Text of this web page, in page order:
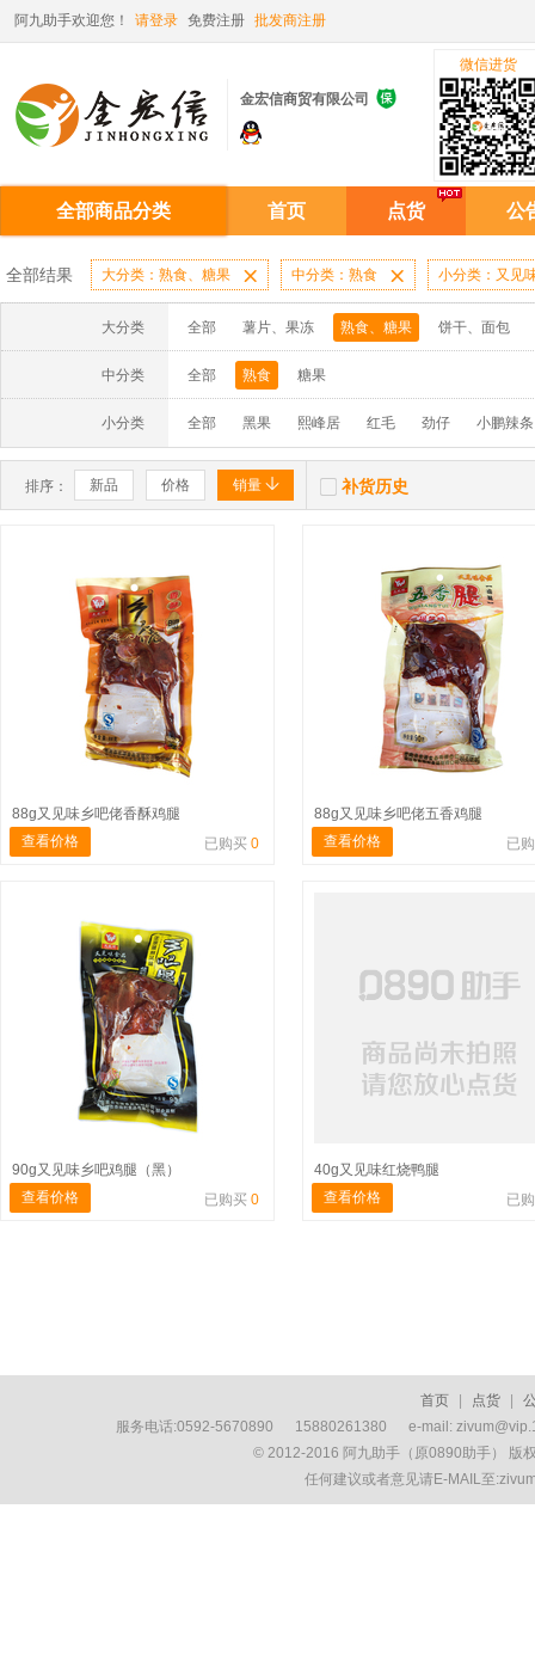
阿九助手欢迎您！ 请登录 免费注册 批发商注册
金宏信商贸有限公司 
微信进货
全部商品分类 首页 点货 公
全部结果 大分类：熟食、糖果  中分类：熟食  小分类：又见
大分类 全部 薯片、果冻 熟食、糖果 饼干、面包
中分类 全部 熟食 糖果
小分类 全部 黑果 熙峰居 红毛 劲仔 小鹏辣条
排序： 新品 价格 销量   补货历史
88g又见味乡吧佬香酥鸡腿
查看价格
已购买 0
88g又见味乡吧佬五香鸡腿
查看价格
已
90g又见味乡吧鸡腿（黑）
查看价格
已购买 0
40g又见味红烧鸭腿
查看价格
已
首页 点货
服务电话:0592-5670890 15880261380 e-mail:
© 2012-2016 阿九助手（原0890助手） 版
任何建议或者意见请E-MAIL至